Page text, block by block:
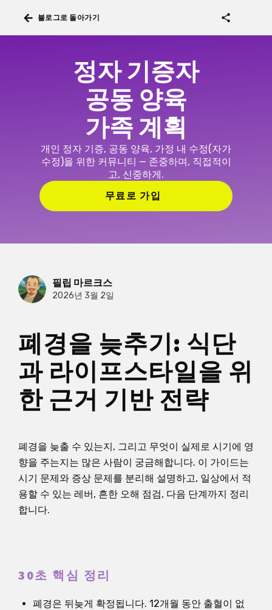
arrow_back 블로그로 돌아가기 share
정자 기증자
공동 양육
가족 계획
개인 정자 기증, 공동 양육, 가정 내 수정(자가
수정)을 위한 커뮤니티 — 존중하며, 직접적이
고, 신중하게.
무료로 가입
필립 마르크스
2026년 3월 2일
폐경을 늦추기: 식단
과 라이프스타일을 위
한 근거 기반 전략
폐경을 늦출 수 있는지, 그리고 무엇이 실제로 시기에 영
향을 주는지는 많은 사람이 궁금해합니다. 이 가이드는
시기 문제와 증상 문제를 분리해 설명하고, 일상에서 적
용할 수 있는 레버, 흔한 오해 점검, 다음 단계까지 정리
합니다.
30초 핵심 정리
폐경은 뒤늦게 확정됩니다. 12개월 동안 출혈이 없